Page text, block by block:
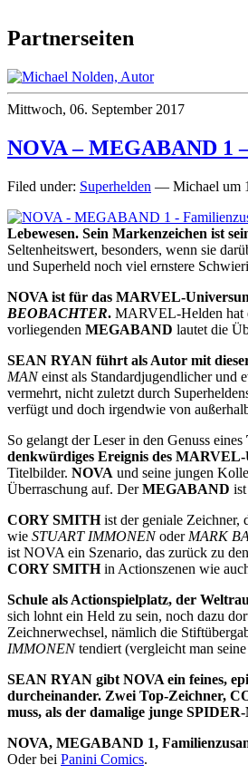
Partnerseiten
Mittwoch, 06. September 2017
NOVA – MEGABAND
Filed under: Superhelden — Michael um
Lebewesen. Sein Markenzeichen ist
Seltenheitswert, besonders, wenn sie
und Superheld noch viel ernstere
NOVA ist für das MARVEL-
BEOBACHTER. MARVEL-Helden hat
vorliegenden MEGABAND lautet die
SEAN RYAN führt als Autor mit
MANeinst als Standardjugendlicher und
vermehrt, nicht zuletzt durch
verfügt und doch irgendwie von
So gelangt der Leser in den Genuss eines
denkwürdiges Ereignis des
Titelbilder. NOVA und seine jungen
Überraschung auf. DerMEGABAND
CORY SMITHist der geniale Zeichner,
wie STUART IMMONENoder MARK
ist NOVA ein Szenario, das zurück zu
CORY SMITHin Actionszenen wie
Schule als Actionspielplatz, der
sich lohnt ein Held zu sein, noch dazu
Zeichnerwechsel, nämlich die
IMMONENtendiert (vergleicht man
SEAN RYAN gibt NOVA ein feines,
durcheinander. Zwei Top-Zeichner,
muss, als der damalige junge
NOVA, MEGABAND 1,
Oder bei Panini Comics.